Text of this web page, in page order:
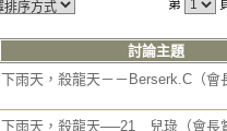
第
討論主題
下雨天，殺龍天－－Berserk.C（會
下雨天，殺龍天──21 兒琭（會長